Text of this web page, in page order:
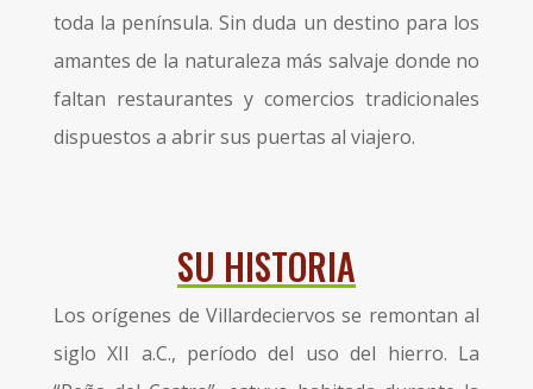
toda la península. Sin duda un destino para los
amantes de la naturaleza más salvaje donde no
faltan restaurantes y comercios tradicionales
dispuestos a abrir sus puertas al viajero.
SU HISTORIA
Los orígenes de Villardeciervos se remontan al
siglo XII a.C., período del uso del hierro. La